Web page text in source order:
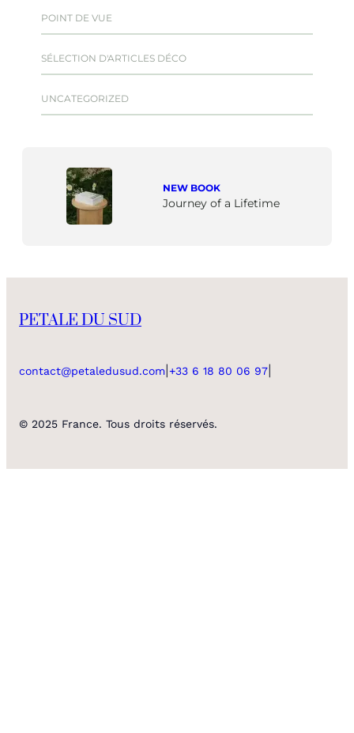
POINT DE VUE
SÉLECTION D'ARTICLES DÉCO
UNCATEGORIZED
NEW BOOK
Journey of a Lifetime
PETALE DU SUD
contact@petaledusud.com +33 6 18 80 06 97
© 2025 France. Tous droits réservés.